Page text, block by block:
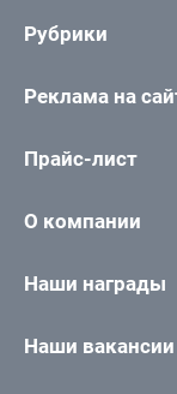
Рубрики
Реклама на
Прайс-лист
О компании
Наши награды
Наши вакансии